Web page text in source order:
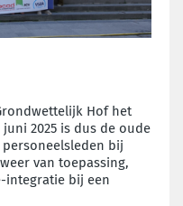
Hof het
2025 is dus de oude
bij
van toepassing,
integratie bij een